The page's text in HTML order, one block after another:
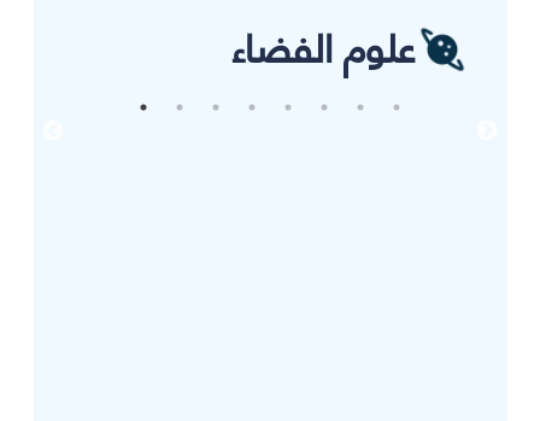
علوم الفضاء